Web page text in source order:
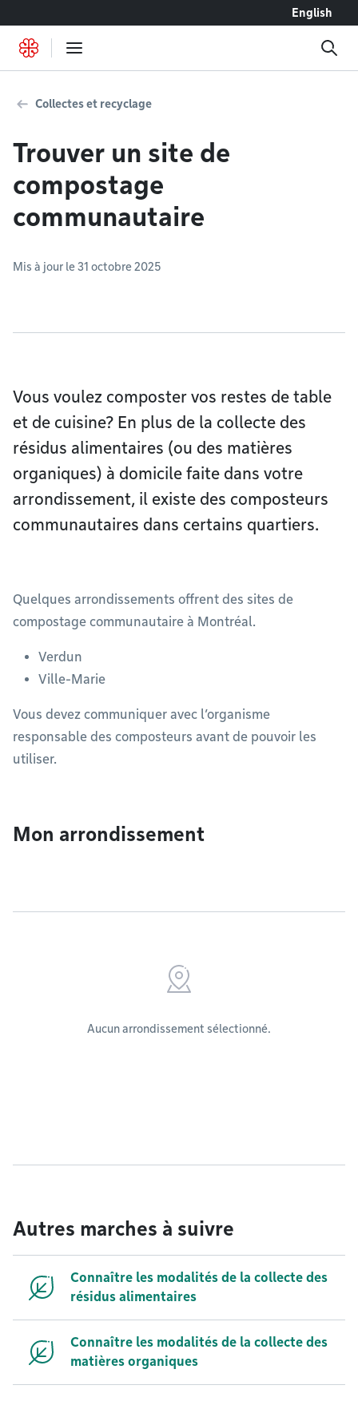
English
Collectes et recyclage
Trouver un site de
compostage
communautaire
Mis à jour le 31 octobre 2025
Vous voulez composter vos restes de table
et de cuisine? En plus de la collecte des
résidus alimentaires (ou des matières
organiques) à domicile faite dans votre
arrondissement, il existe des composteurs
communautaires dans certains quartiers.
Quelques arrondissements offrent des sites de
compostage communautaire à Montréal.
Verdun
Ville-Marie
Vous devez communiquer avec l’organisme
responsable des composteurs avant de pouvoir les
utiliser.
Mon arrondissement
Aucun arrondissement sélectionné.
Autres marches à suivre
Connaître les modalités de la collecte des
résidus alimentaires
Connaître les modalités de la collecte des
matières organiques